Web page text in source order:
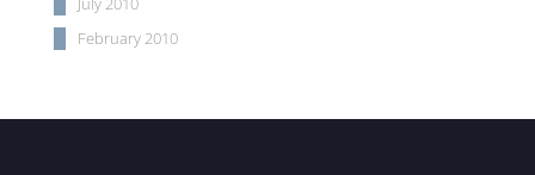
February 2010